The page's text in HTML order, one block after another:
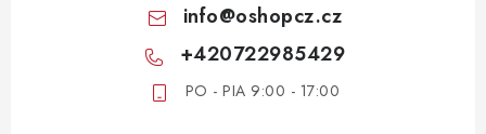
info@oshopcz.cz
+420722985429
PO - PIA 9:00 - 17:00